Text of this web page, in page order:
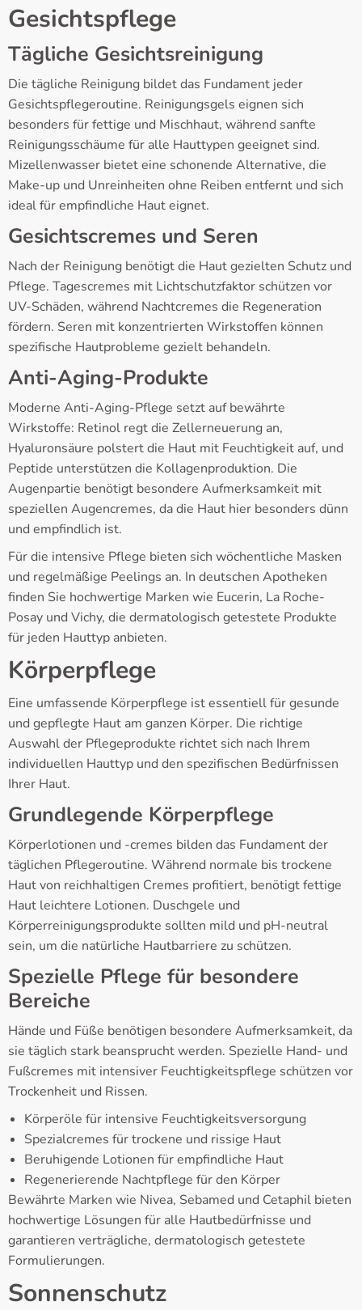
Gesichtspflege
Tägliche Gesichtsreinigung
Die tägliche Reinigung bildet das Fundament jeder
Gesichtspflegeroutine. Reinigungsgels eignen sich
besonders für fettige und Mischhaut, während sanfte
Reinigungsschäume für alle Hauttypen geeignet sind.
Mizellenwasser bietet eine schonende Alternative, die
Make-up und Unreinheiten ohne Reiben entfernt und sich
ideal für empfindliche Haut eignet.
Gesichtscremes und Seren
Nach der Reinigung benötigt die Haut gezielten Schutz und
Pflege. Tagescremes mit Lichtschutzfaktor schützen vor
UV-Schäden, während Nachtcremes die Regeneration
fördern. Seren mit konzentrierten Wirkstoffen können
spezifische Hautprobleme gezielt behandeln.
Anti-Aging-Produkte
Moderne Anti-Aging-Pflege setzt auf bewährte
Wirkstoffe: Retinol regt die Zellerneuerung an,
Hyaluronsäure polstert die Haut mit Feuchtigkeit auf, und
Peptide unterstützen die Kollagenproduktion. Die
Augenpartie benötigt besondere Aufmerksamkeit mit
speziellen Augencremes, da die Haut hier besonders dünn
und empfindlich ist.
Für die intensive Pflege bieten sich wöchentliche Masken
und regelmäßige Peelings an. In deutschen Apotheken
finden Sie hochwertige Marken wie Eucerin, La Roche-
Posay und Vichy, die dermatologisch getestete Produkte
für jeden Hauttyp anbieten.
Körperpflege
Eine umfassende Körperpflege ist essentiell für gesunde
und gepflegte Haut am ganzen Körper. Die richtige
Auswahl der Pflegeprodukte richtet sich nach Ihrem
individuellen Hauttyp und den spezifischen Bedürfnissen
Ihrer Haut.
Grundlegende Körperpflege
Körperlotionen und -cremes bilden das Fundament der
täglichen Pflegeroutine. Während normale bis trockene
Haut von reichhaltigen Cremes profitiert, benötigt fettige
Haut leichtere Lotionen. Duschgele und
Körperreinigungsprodukte sollten mild und pH-neutral
sein, um die natürliche Hautbarriere zu schützen.
Spezielle Pflege für besondere
Bereiche
Hände und Füße benötigen besondere Aufmerksamkeit, da
sie täglich stark beansprucht werden. Spezielle Hand- und
Fußcremes mit intensiver Feuchtigkeitspflege schützen vor
Trockenheit und Rissen.
Körperöle für intensive Feuchtigkeitsversorgung
Spezialcremes für trockene und rissige Haut
Beruhigende Lotionen für empfindliche Haut
Regenerierende Nachtpflege für den Körper
Bewährte Marken wie Nivea, Sebamed und Cetaphil bieten
hochwertige Lösungen für alle Hautbedürfnisse und
garantieren verträgliche, dermatologisch getestete
Formulierungen.
Sonnenschutz